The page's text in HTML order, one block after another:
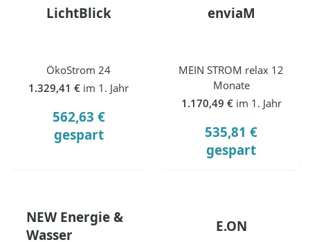
LichtBlick
ÖkoStrom 24
1.329,41 € im 1. Jahr
562,63 €
gespart
enviaM
MEIN STROM relax 12
Monate
1.170,49 € im 1. Jahr
535,81 €
gespart
NEW Energie &
Wasser
E.ON